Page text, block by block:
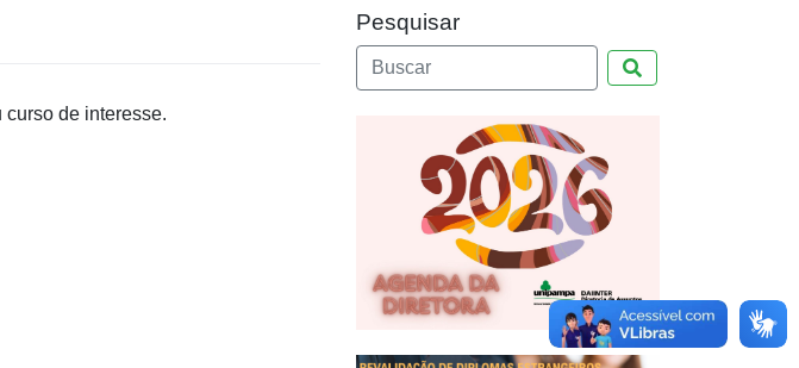
de interesse.
Pesquisar